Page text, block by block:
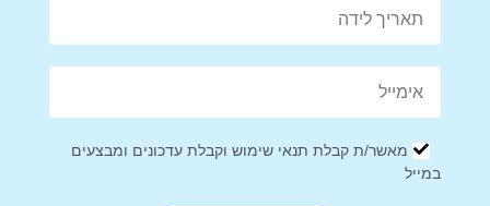
הערה: ייתכן שזמני המשלוח יתארכו בתקופות חגים או אירועים
מאשר/ת קבלת תנאי שימוש וקבלת עדכונים ומבצעים
במייל